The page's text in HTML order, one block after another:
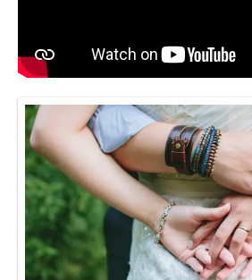
A
julkaistu uudelleen 16.12.2024.